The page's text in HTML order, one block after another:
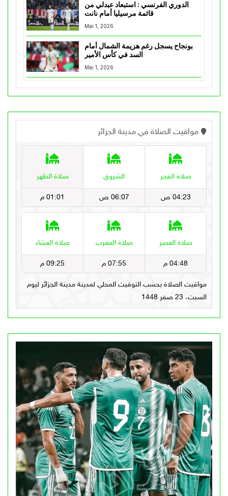
الدوري الفرنسي : استبعاد عبدلي من
قائمة مرسيليا أمام نانت
Mai 1, 2026
بونجاح يسجل رغم هزيمة الشمال أمام
السد في كأس الأمير
Mai 1, 2026